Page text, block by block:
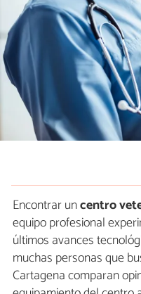
Encontrar uncentro
equipo profesional
últimos avances
muchas personas que
Cartagena comparan